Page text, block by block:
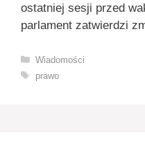
ostatniej sesji przed
parlament zatwierdzi
Kategorie
Wiadomości
Tagi
prawo